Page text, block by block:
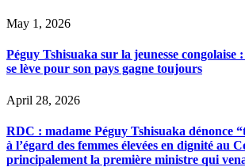
May 1, 2026
Péguy Tshisuaka sur la jeunesse congolaise
se lève pour son pays gagne toujours
April 28, 2026
RDC : madame Péguy Tshisuaka dénonce
à l’égard des femmes élevées en dignité au
principalement la première ministre qui